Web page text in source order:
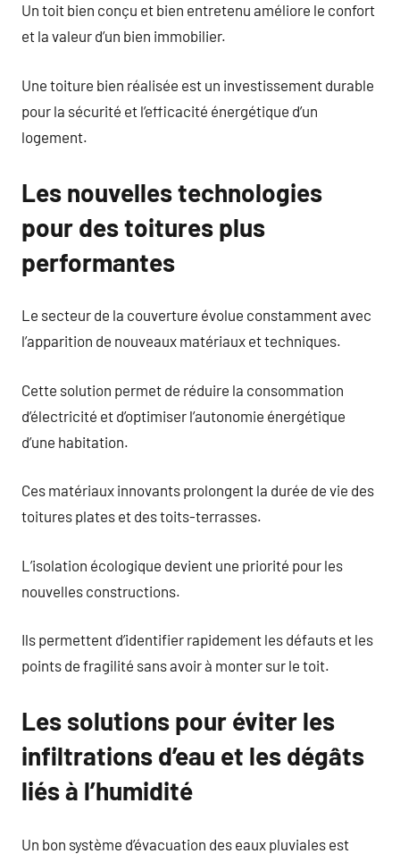
Un toit bien conçu et bien entretenu améliore le confort
et la valeur d’un bien immobilier.
Une toiture bien réalisée est un investissement durable
pour la sécurité et l’efficacité énergétique d’un
logement.
Les nouvelles technologies
pour des toitures plus
performantes
Le secteur de la couverture évolue constamment avec
l’apparition de nouveaux matériaux et techniques.
Cette solution permet de réduire la consommation
d’électricité et d’optimiser l’autonomie énergétique
d’une habitation.
Ces matériaux innovants prolongent la durée de vie des
toitures plates et des toits-terrasses.
L’isolation écologique devient une priorité pour les
nouvelles constructions.
Ils permettent d’identifier rapidement les défauts et les
points de fragilité sans avoir à monter sur le toit.
Les solutions pour éviter les
infiltrations d’eau et les dégâts
liés à l’humidité
Un bon système d’évacuation des eaux pluviales est